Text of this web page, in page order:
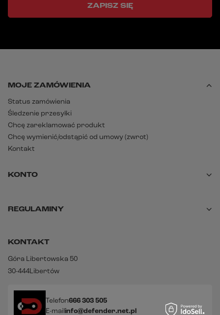
ZAPISZ SIĘ
MOJE ZAMÓWIENIA
Status zamówienia
Śledzenie przesyłki
Chcę zareklamować produkt
Chcę wymienić/odstąpić od umowy (zwrot)
Kontakt
KONTO
REGULAMINY
KONTAKT
Góra Libertowska 50
30-444Libertów
Telefon666 303 505
E-mailinfo@defender.net.pl